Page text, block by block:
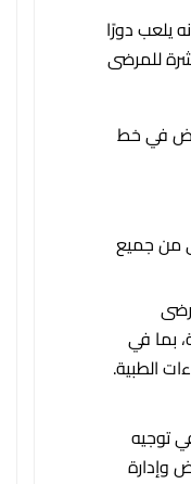
يلعب دورًا
للمرضى
في خط
من جميع
بما في
الطبية.
توجيه
وإدارة